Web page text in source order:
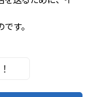
す。